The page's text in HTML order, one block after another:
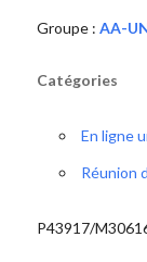
Groupe : AA-
Catégories
En ligne
Réunion
P43917/